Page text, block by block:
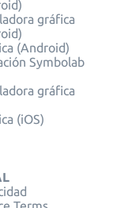
gráfica
(Android)
Symbolab
gráfica
(iOS)